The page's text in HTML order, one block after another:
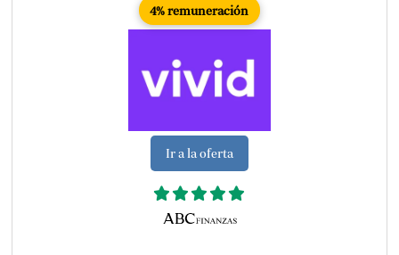
4% remuneración
Ir a la oferta